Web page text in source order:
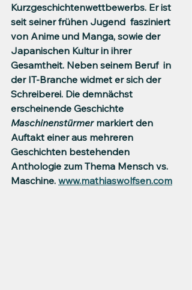
Kurzgeschichtenwettbewerbs. Er ist
seit seiner frühen Jugend  fasziniert
von Anime und Manga, sowie der
Japanischen Kultur in ihrer
Gesamtheit. Neben seinem Beruf  in
der IT-Branche widmet er sich der
Schreiberei. Die demnächst
erscheinende Geschichte
Maschinenstürmer markiert den
Auftakt einer aus mehreren
Geschichten bestehenden
Anthologie zum Thema Mensch vs.
Maschine. www.mathiaswolfsen.com